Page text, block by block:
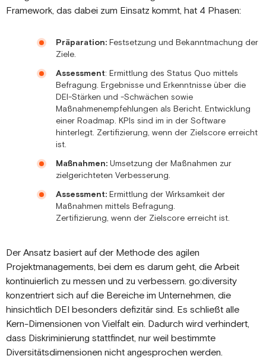
Framework, das dabei zum Einsatz kommt, hat 4 Phasen:
Präparation: Festsetzung und Bekanntmachung der
Ziele.
Assessment: Ermittlung des Status Quo mittels
Befragung. Ergebnisse und Erkenntnisse über die
DEI-Stärken und -Schwächen sowie
Maßnahmenempfehlungen als Bericht. Entwicklung
einer Roadmap. KPIs sind im in der Software
hinterlegt. Zertifizierung, wenn der Zielscore erreicht
ist.
Maßnahmen: Umsetzung der Maßnahmen zur
zielgerichteten Verbesserung.
Assessment: Ermittlung der Wirksamkeit der
Maßnahmen mittels Befragung.
Zertifizierung, wenn der Zielscore erreicht ist.
Der Ansatz basiert auf der Methode des agilen
Projektmanagements, bei dem es darum geht, die Arbeit
kontinuierlich zu messen und zu verbessern. go:diversity
konzentriert sich auf die Bereiche im Unternehmen, die
hinsichtlich DEI besonders defizitär sind. Es schließt alle
Kern-Dimensionen von Vielfalt ein. Dadurch wird verhindert,
dass Diskriminierung stattfindet, nur weil bestimmte
Diversitätsdimensionen nicht angesprochen werden.